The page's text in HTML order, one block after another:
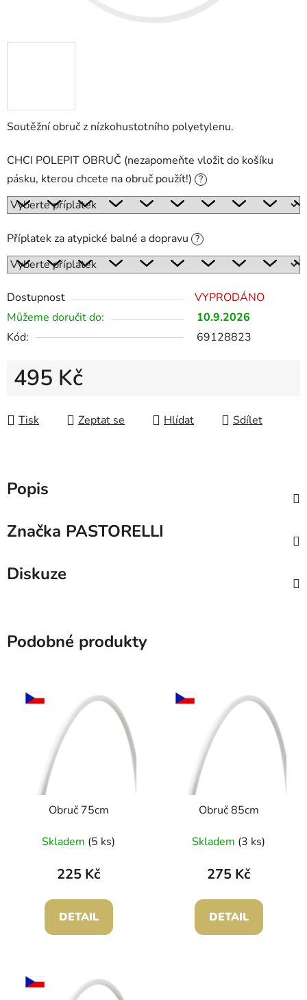
Soutěžní obruč z nízkohustotního polyetylenu.
CHCI POLEPIT OBRUČ (nezapomeňte vložit do košíku
pásku, kterou chcete na obruč použít!) ?
Příplatek za atypické balné a dopravu ?
Dostupnost
VYPRODÁNO
Můžeme doručit do:
10.9.2026
Kód:
69128823
495 Kč
Tisk
Zeptat se Hlídat Sdílet
Popis
Značka PASTORELLI
Diskuze
Podobné produkty
Obruč 75cm
Skladem (5 ks)
225 Kč
DETAIL
Obruč 85cm
Skladem (3 ks)
275 Kč
DETAIL